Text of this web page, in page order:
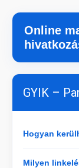
Online
GYIK –
Hogyan
Milyen